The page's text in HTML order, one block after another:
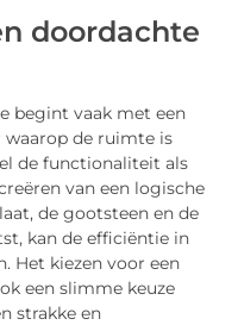
doordachte
begint vaak met een
de ruimte is
de functionaliteit als
van een logische
de gootsteen en de
kan de efficiëntie in
Het kiezen voor een
een slimme keuze
strakke en